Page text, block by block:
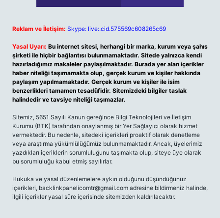
Reklam ve İletişim: Skype: live:.cid.575569c608265c69
Yasal Uyarı: Bu internet sitesi, herhangi bir marka, kurum veya şahıs
şirketi ile hiçbir bağlantısı bulunmamaktadır. Sitede yalnızca kendi
hazırladığımız makaleler paylaşılmaktadır. Burada yer alan içerikler
haber niteliği taşımamakta olup, gerçek kurum ve kişiler hakkında
paylaşım yapılmamaktadır. Gerçek kurum ve kişiler ile isim
benzerlikleri tamamen tesadüfidir. Sitemizdeki bilgiler taslak
halindedir ve tavsiye niteliği taşımazlar.
Sitemiz, 5651 Sayılı Kanun gereğince Bilgi Teknolojileri ve İletişim
Kurumu (BTK) tarafından onaylanmış bir Yer Sağlayıcı olarak hizmet
vermektedir. Bu nedenle, sitedeki içerikleri proaktif olarak denetleme
veya araştırma yükümlülüğümüz bulunmamaktadır. Ancak, üyelerimiz
yazdıkları içeriklerin sorumluluğunu taşımakta olup, siteye üye olarak
bu sorumluluğu kabul etmiş sayılırlar.
Hukuka ve yasal düzenlemelere aykırı olduğunu düşündüğünüz
içerikleri, backlinkpanelicomtr@gmail.com adresine bildirmeniz halinde,
ilgili içerikler yasal süre içerisinde sitemizden kaldırılacaktır.